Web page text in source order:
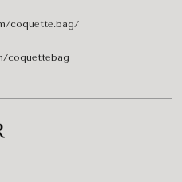
coquette.bag/
coquettebag